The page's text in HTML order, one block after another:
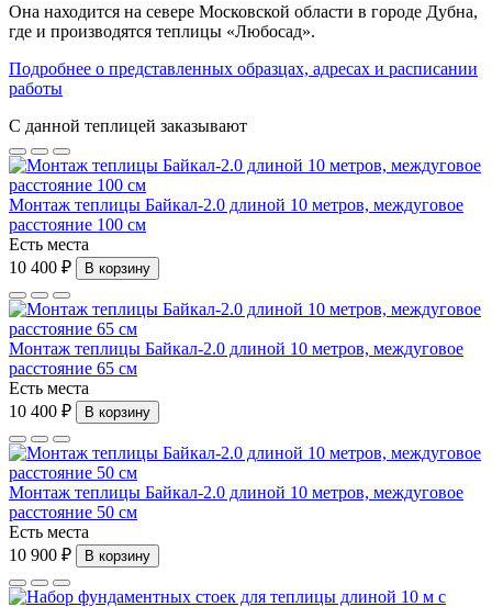
Она находится на севере Московской области в городе Дубна,
где и производятся теплицы «Любосад».
Подробнее о представленных образцах, адресах и расписании
работы
С данной теплицей заказывают
Монтаж теплицы Байкал-2.0 длиной 10 метров, междуговое
расстояние 100 см
Есть места
10 400 ₽
В корзину
Монтаж теплицы Байкал-2.0 длиной 10 метров, междуговое
расстояние 65 см
Есть места
10 400 ₽
В корзину
Монтаж теплицы Байкал-2.0 длиной 10 метров, междуговое
расстояние 50 см
Есть места
10 900 ₽
В корзину